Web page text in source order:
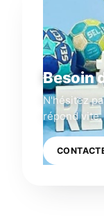
Besoin
N'hésitez
répond vite.